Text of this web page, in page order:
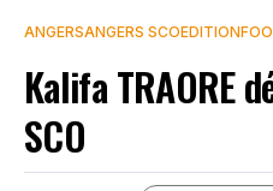
ANGERSANGERS SCOEDITION
Kalifa TRAORE
SCO